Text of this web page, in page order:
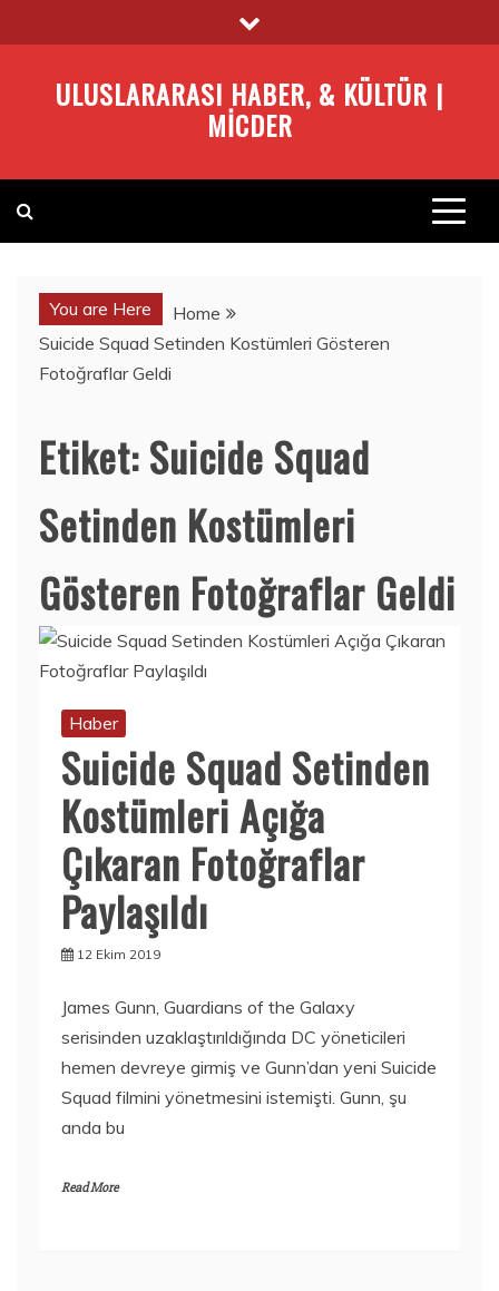
to
ULUSLARARASI HABER, & KÜLTÜR |
MICDER
You are Here
Home
Suicide Squad Setinden Kostümleri Gösteren
Fotoğraflar Geldi
Etiket:Suicide Squad
Setinden Kostümleri
Gösteren Fotoğraflar Geldi
Haber
Suicide Squad Setinden
Kostümleri Açığa
Çıkaran Fotoğraflar
Paylaşıldı
12 Ekim 2019
James Gunn, Guardians of the Galaxy
serisinden uzaklaştırıldığında DC yöneticileri
hemen devreye girmiş ve Gunn’dan yeni Suicide
Squad filmini yönetmesini istemişti. Gunn, şu
anda bu
Read More